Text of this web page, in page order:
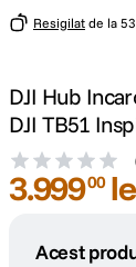
Resigilat de la
DJI Hub
DJI TB51
3.99900
Acest